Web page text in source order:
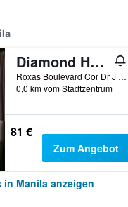
Diamond Hotel Philippines
Roxas Boulevard Cor Dr J Quintos St, 0, Manila, Philippinen
0,0 km vom Stadtzentrum
81 €
Zum Angebot
in Manila anzeigen